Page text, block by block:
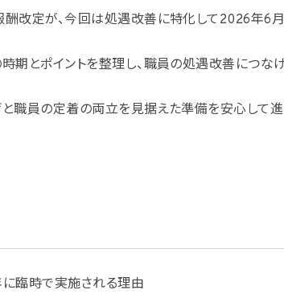
改定が、今回は処遇改善に特化して2026年6月
期とポイントを整理し、職員の処遇改善につ
職員の定着の両立を見据えた準備を安心して進
臨時で実施される理由